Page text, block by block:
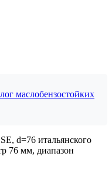
маслобензостойких
d=76 итальянского
76 мм, диапазон